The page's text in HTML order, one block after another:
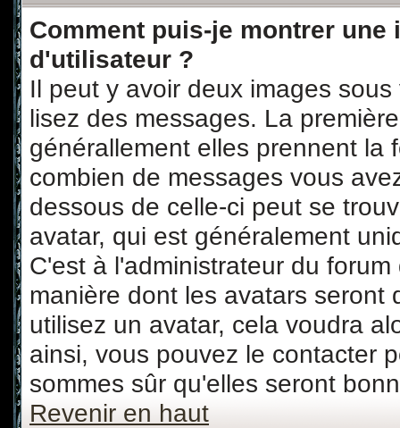
Comment puis-je montrer une
d'utilisateur ?
Il peut y avoir deux images
lisez des messages. La
générallement elles prennent la
combien de messages vous
dessous de celle-ci peut se
avatar, qui est généralement
C'est à l'administrateur du
manière dont les avatars seront
utilisez un avatar, cela voudra
ainsi, vous pouvez le contacter
sommes sûr qu'elles seront
Revenir en haut